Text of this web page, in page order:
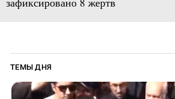
ТЕМЫ ДНЯ